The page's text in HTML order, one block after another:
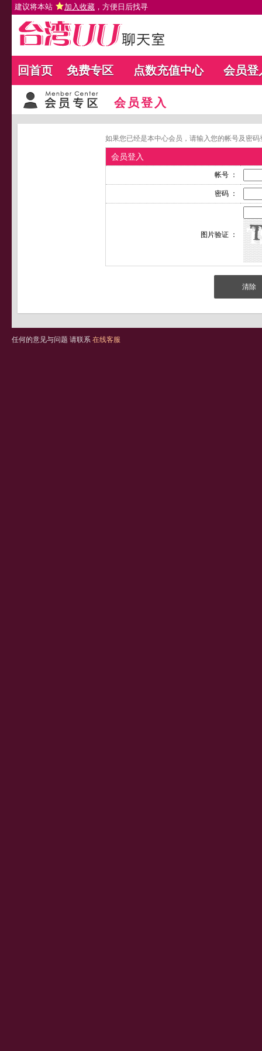
建议将本站 加入收藏 ，方便日后找寻
回首页 免费专区 点数充值中心 会员登
会员登入
如果您已经是本中心会员，请输入您的帐号及密
会员登入
帐号 ：
密码 ：
图片验证 ：
任何的意见与问题 请联系 在线客服